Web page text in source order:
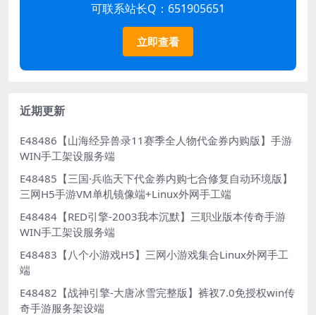
可联系站长Q：651905651
立即查看
近期更新
E48486【山海经异兽录11赛季全人物代金券内购版】手游
WIN手工架设服务端
E48485【三国·兵临天下代金券内购七合修复自动环境版】
三网H5手游VM单机镜像端+Linux外网手工端
E48484【RED引擎-2003我本沉默】三职业版本传奇手游
WIN手工架设服务端
E48483【八个小游戏H5】三网小游戏集合Linux外网手工
端
E48482【战神引擎-大唐冰雪完整版】裤衩7.0免授权win传
奇手游服务架设端